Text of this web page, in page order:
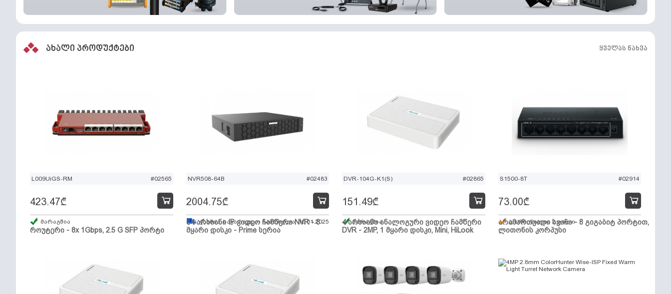
ახალი პროდუქტები ყველას ნახვა
L009UiGS-RM #02565
როუტერი - 8x 1Gbps, 2.5 G SFP პორტი
423.47₾
მარაგშია
NVR508-64B #02483
64 არხიანი IP ვიდეო ჩამწერი NVR - 8
მყარი დისკი - Prime სერია
2004.75₾
გზაშია, სავარაუდო ჩამოსვლა: 10.01.2025
DVR-104G-K1(S) #02865
4 არხიანი ანალოგური ვიდეო ჩამწერი
DVR - 2MP, 1 მყარი დისკი, Mini, HiLook
151.49₾
მარაგშია
S1500-8T #02914
არამართვადი სვიჩი - 8 გიგაბიტ პორტით,
ლითონის კორპუსი
73.00₾
დარჩენილია 2 ცალი